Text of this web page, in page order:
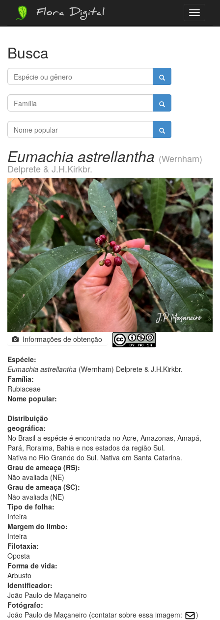
Menu
Flora Digital
Busca
Eumachia astrellantha (Wernham)
Delprete & J.H.Kirkbr.
Informações de obtenção
Espécie:
Eumachia astrellantha (Wernham) Delprete & J.H.Kirkbr.
Família:
Rubiaceae
Nome popular:
Distribuição
geográfica:
No Brasil a espécie é encontrada no Acre, Amazonas, Amapá,
Pará, Roraima, Bahia e nos estados da região Sul.
Nativa no Rio Grande do Sul. Nativa em Santa Catarina.
Grau de ameaça (RS):
Não avaliada (NE)
Grau de ameaça (SC):
Não avaliada (NE)
Tipo de folha:
Inteira
Margem do limbo:
Inteira
Filotaxia:
Oposta
Forma de vida:
Arbusto
Identificador:
João Paulo de Maçaneiro
Fotógrafo:
João Paulo de Maçaneiro (contatar sobre essa imagem:
)